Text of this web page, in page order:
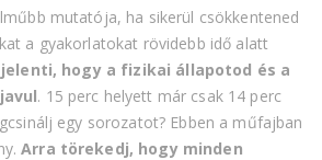
mutatója, ha sikerül csökkentened
a gyakorlatokat rövidebb idő alatt
hogy a fizikai állapotod és a
. 15 perc helyett már csak 14 perc
egy sorozatot? Ebben a műfajban
Arra törekedj, hogy minden